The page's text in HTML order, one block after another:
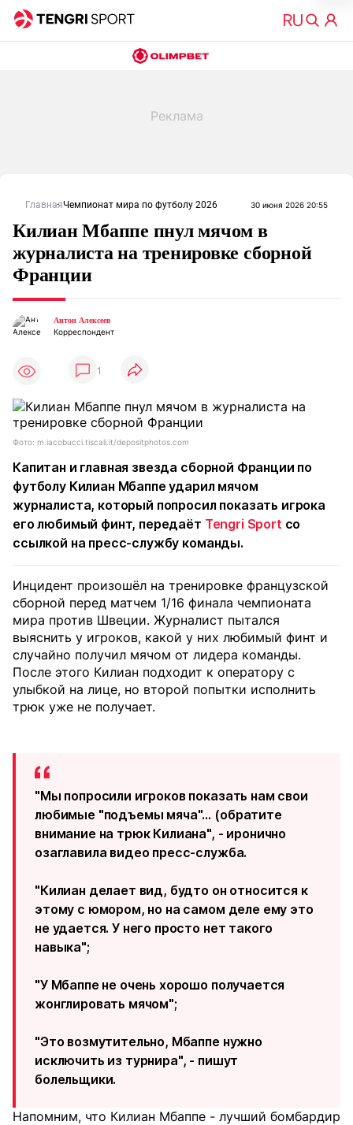
ГлавнаяЧемпионат мира по футболу 2026 30 июня 2026 20:55
Килиан Мбаппе пнул мячом в
журналиста на тренировке сборной
Франции
Антон Алексеев
Корреспондент
1
Фото: m.iacobucci.tiscali.it/depositphotos.com
Капитан и главная звезда сборной Франции по
футболу Килиан Мбаппе ударил мячом
журналиста, который попросил показать игрока
его любимый финт, передаёт Tengri Sport со
ссылкой на пресс-службу команды.
Инцидент произошёл на тренировке французской
сборной перед матчем 1/16 финала чемпионата
мира против Швеции. Журналист пытался
выяснить у игроков, какой у них любимый финт и
случайно получил мячом от лидера команды.
После этого Килиан подходит к оператору с
улыбкой на лице, но второй попытки исполнить
трюк уже не получает.
"Мы попросили игроков показать нам свои
любимые "подъемы мяча"… (обратите
внимание на трюк Килиана", - иронично
озаглавила видео пресс-служба.
"Килиан делает вид, будто он относится к
этому с юмором, но на самом деле ему это
не удается. У него просто нет такого
навыка";
"У Мбаппе не очень хорошо получается
жонглировать мячом";
"Это возмутительно, Мбаппе нужно
исключить из турнира", - пишут
болельщики.
Напомним, что Килиан Мбаппе - лучший бомбардир